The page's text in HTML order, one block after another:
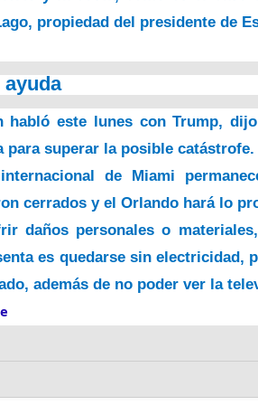
propiedad del presidente de
ayuda
habló este lunes con Trump,
para superar la posible catástrofe.
de Miami
cerrados y el Orlando hará lo
daños personales o
es quedarse sin
además de no poder ver la